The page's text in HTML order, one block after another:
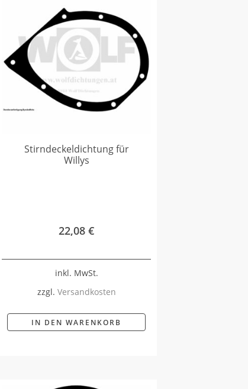
Stirndeckeldichtung für
Willys
22,08 €
inkl. MwSt.
zzgl. Versandkosten
IN DEN WARENKORB